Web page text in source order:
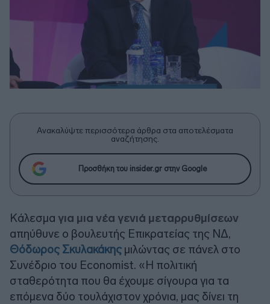
Ανακαλύψτε περισσότερα άρθρα στα αποτελέσματα
αναζήτησης.
Προσθήκη του insider.gr στην Google
Κάλεσμα για μια νέα γενιά μεταρρυθμίσεων
απηύθυνε ο βουλευτής Επικρατείας της ΝΔ,
Θόδωρος Σκυλακάκης μιλώντας σε πάνελ στο
Συνέδριο του Economist. «Η πολιτική
σταθερότητα που θα έχουμε σίγουρα για τα
επόμενα δύο τουλάχιστον χρόνια, μας δίνει τη